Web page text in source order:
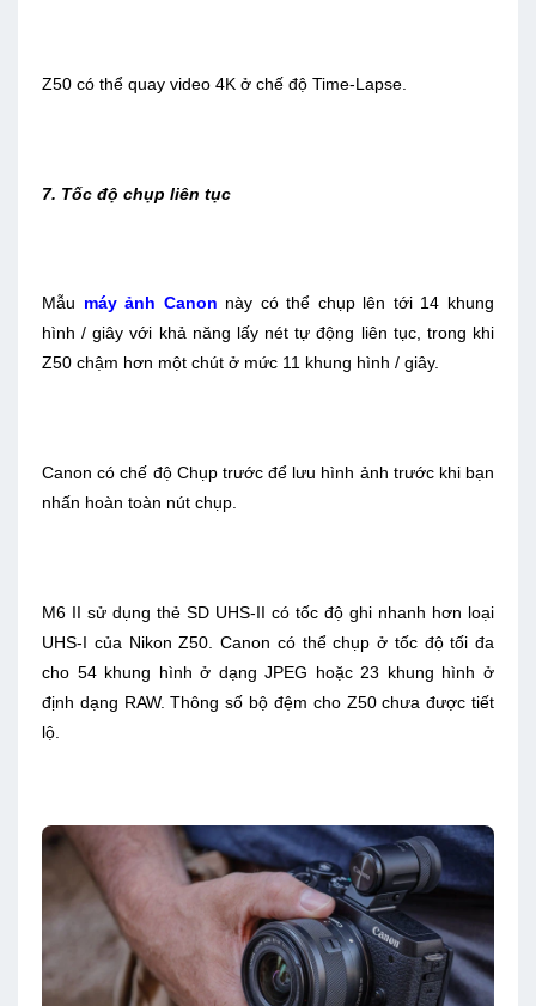
Z50 có thể quay video 4K ở chế độ Time-Lapse.
7. Tốc độ chụp liên tục
Mẫu máy ảnh Canon này có thể chụp lên tới 14 khung
hình / giây với khả năng lấy nét tự động liên tục, trong khi
Z50 chậm hơn một chút ở mức 11 khung hình / giây.
Canon có chế độ Chụp trước để lưu hình ảnh trước khi bạn
nhấn hoàn toàn nút chụp.
M6 II sử dụng thẻ SD UHS-II có tốc độ ghi nhanh hơn loại
UHS-I của Nikon Z50. Canon có thể chụp ở tốc độ tối đa
cho 54 khung hình ở dạng JPEG hoặc 23 khung hình ở
định dạng RAW. Thông số bộ đệm cho Z50 chưa được tiết
lộ.